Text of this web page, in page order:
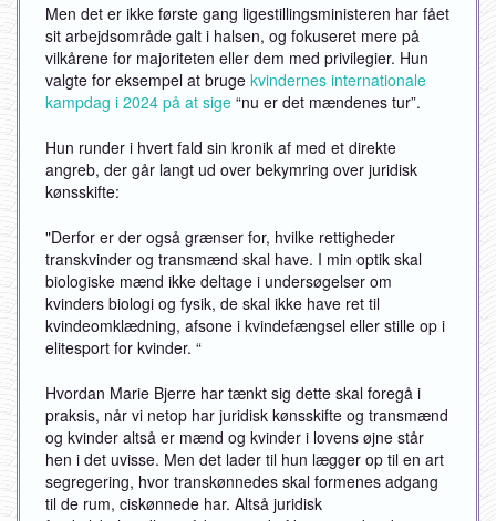
Men det er ikke første gang ligestillingsministeren har fået
sit arbejdsområde galt i halsen, og fokuseret mere på
vilkårene for majoriteten eller dem med privilegier. Hun
valgte for eksempel at bruge kvindernes internationale
kampdag i 2024 på at sige “nu er det mændenes tur”.
Hun runder i hvert fald sin kronik af med et direkte
angreb, der går langt ud over bekymring over juridisk
kønsskifte:
"Derfor er der også grænser for, hvilke rettigheder
transkvinder og transmænd skal have. I min optik skal
biologiske mænd ikke deltage i undersøgelser om
kvinders biologi og fysik, de skal ikke have ret til
kvindeomklædning, afsone i kvindefængsel eller stille op i
elitesport for kvinder. “
Hvordan Marie Bjerre har tænkt sig dette skal foregå i
praksis, når vi netop har juridisk kønsskifte og transmænd
og kvinder altså er mænd og kvinder i lovens øjne står
hen i det uvisse. Men det lader til hun lægger op til en art
segregering, hvor transkønnedes skal formenes adgang
til de rum, ciskønnede har. Altså juridisk